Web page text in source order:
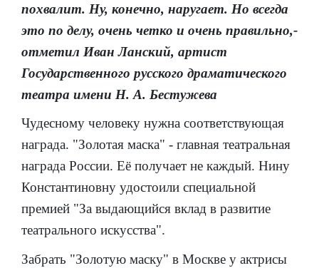
похвалит. Ну, конечно, наругает. Но всегда
это по делу, очень четко и очень правильно,-
отметил Иван Ланский, артист
Государственного русского драматического
театра имени Н. А. Бестужева
Чудесному человеку нужна соответствующая
награда. "Золотая маска" - главная театральная
награда России. Её получает не каждый. Нину
Константиновну удостоили специальной
премией "За выдающийся вклад в развитие
театрального искусства".
Забрать "Золотую маску" в Москве у актрисы